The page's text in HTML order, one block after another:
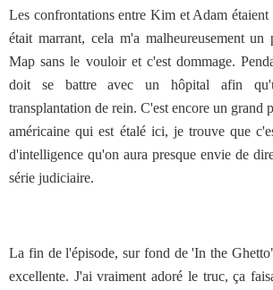
Les confrontations entre Kim et Adam
était marrant, cela m'a malheureusement
Map sans le vouloir et c'est dommage.
doit se battre avec un hôpital afin
transplantation de rein. C'est encore un grand
américaine qui est étalé ici, je trouve que
d'intelligence qu'on aura presque envie de
série judiciaire.
La fin de l'épisode, sur fond de 'In the
excellente. J'ai vraiment adoré le truc, ça